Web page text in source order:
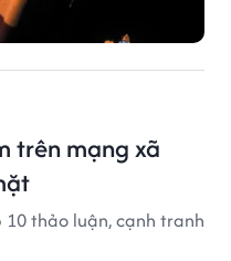
trên mạng xã
thảo luận, cạnh tranh